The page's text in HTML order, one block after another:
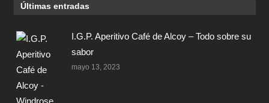
Últimas entradas
I.G.P. Aperitivo Café de Alcoy – Todo sobre su
sabor
mayo 13, 2023